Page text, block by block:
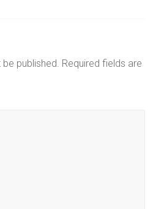
published. Required fields are